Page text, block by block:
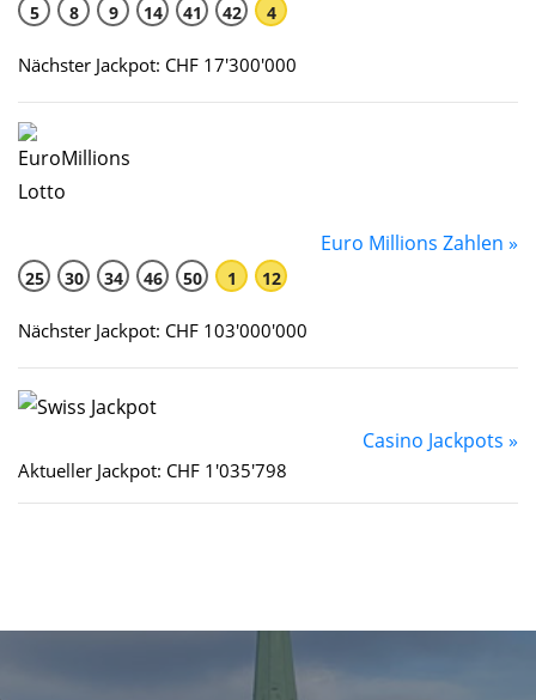
5 8 9 14 41 42 4
Nächster Jackpot: CHF 17'300'000
Euro Millions Zahlen »
25 30 34 46 50 1 12
Nächster Jackpot: CHF 103'000'000
Casino Jackpots »
Aktueller Jackpot: CHF 1'035'798